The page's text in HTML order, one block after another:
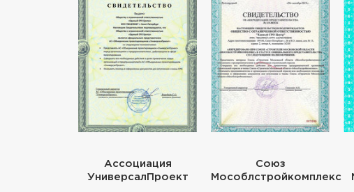
Ассоциация
УниверсалПроект
Союз
Мособлстройкомплекс